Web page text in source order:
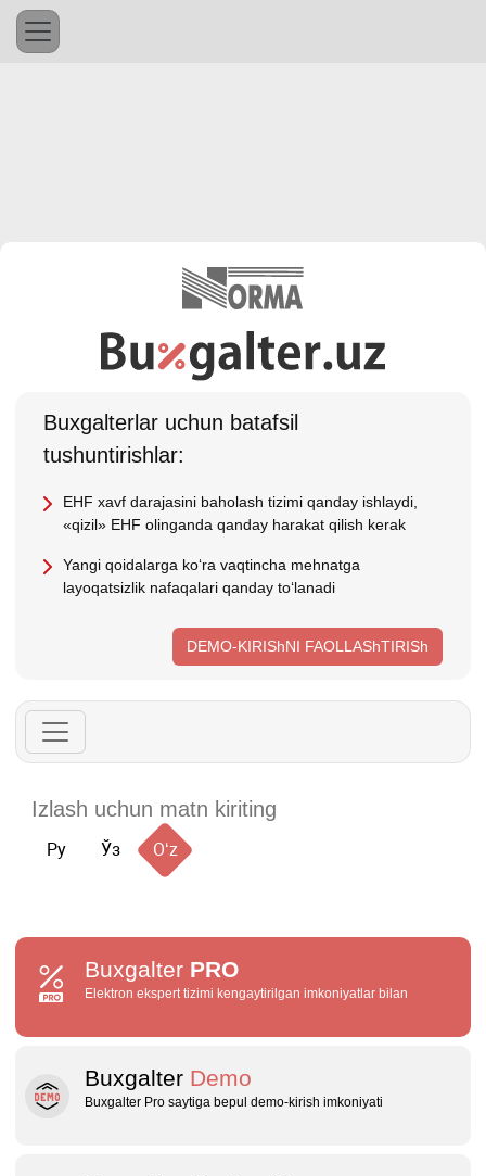
Buхgalterlar uchun batafsil
tushuntirishlar:
EHF хavf darajasini baholash tizimi qanday ishlaydi,
«qizil» EHF olinganda qanday harakat qilish kerak
Yangi qoidalarga koʻra vaqtincha mehnatga
layoqatsizlik nafaqalari qanday toʻlanadi
DEMO-KIRIShNI FAOLLAShTIRISh
Ру Ўз Oʻz
Buxgalter PRO
Elektron ekspert tizimi kengaytirilgan imkoniyatlar bilan
Buxgalter Demo
Buxgalter Pro saytiga bepul demo‑kirish imkoniyati